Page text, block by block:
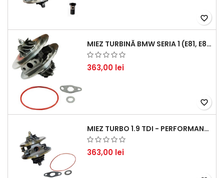
favorite_border
MIEZ TURBINĂ BMW SERIA 1 (E81, E87) 120 D - CREȘTEȚI PERFORMANȚA ȘI RĂSPUNSUL MOTORULUI
363,00 lei
favorite_border
MIEZ TURBO 1.9 TDI - PERFORMANȚĂ FIABILĂ PENTRU AUDI, SEAT, SKODA ȘI VW
363,00 lei